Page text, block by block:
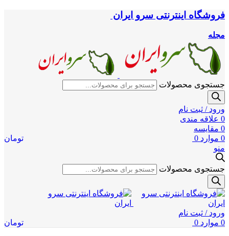
فروشگاه اینترنتی سرو ایران
مجله
جستجوی محصولات
ورود / ثبت نام
0 علاقه مندی
0 مقایسه
0 موارد 0
تومان
منو
جستجوی محصولات
ورود / ثبت نام
0 موارد 0 تومان